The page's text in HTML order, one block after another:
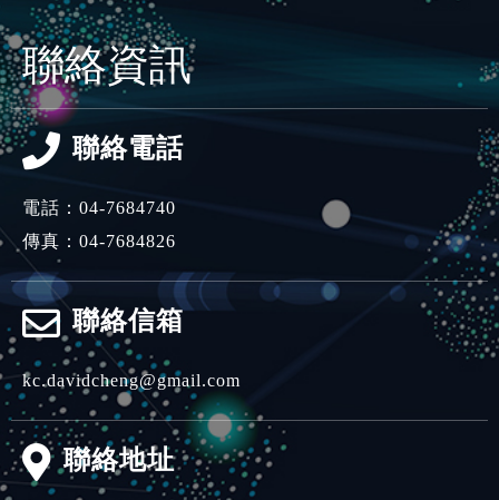
聯絡資訊
聯絡電話
電話： 04-7684740
傳真：04-7684826
聯絡信箱
kc.davidcheng@gmail.com
聯絡地址